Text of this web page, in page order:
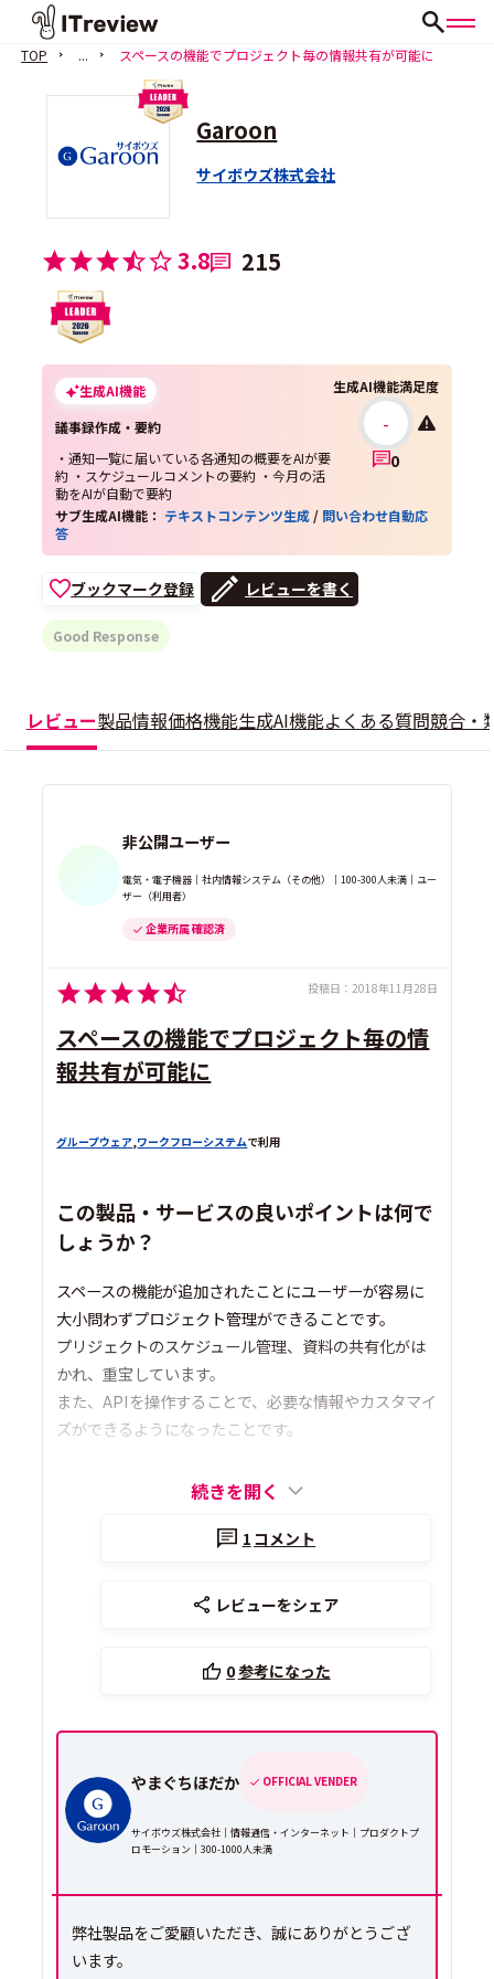
TOP ... スペースの機能でプロジェクト毎の情報共有が可能に
Garoon
サイボウズ株式会社
3.8 215
生成AI機能
議事録作成・要約
・通知一覧に届いている各通知の概要をAIが要
約 ・スケジュールコメントの要約 ・今月の活
動をAIが自動で要約
生成AI機能満足度
-
0
サブ生成AI機能： テキストコンテンツ生成 / 問い合わせ自動応
答
ブックマーク登録 レビューを書く
Good Response
レビュー製品情報価格機能生成AI機能よくある質問競合・
非公開ユーザー
電気・電子機器｜社内情報システム（その他）｜100-300人未満｜ユー
ザー（利用者）
企業所属 確認済
投稿日： 2018年11月28日
スペースの機能でプロジェクト毎の情
報共有が可能に
グループウェア,ワークフローシステムで利用
この製品・サービスの良いポイントは何で
しょうか？
スペースの機能が追加されたことにユーザーが容易に
大小問わずプロジェクト管理ができることです。
プリジェクトのスケジュール管理、資料の共有化がは
かれ、重宝しています。
また、APIを操作することで、必要な情報やカスタマイ
ズができるようになったことです。
続きを開く
1 コメント
レビューをシェア
0参考になった
やまぐちほだか OFFICIAL VENDER
サイボウズ株式会社｜情報通信・インターネット｜プロダクトプ
ロモーション｜300-1000人未満
弊社製品をご愛顧いただき、誠にありがとうござ
います。